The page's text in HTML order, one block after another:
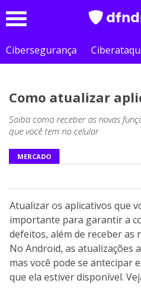
Cibersegurança
Como atualizar
Saiba como receber as novas
que você tem no celular
MERCADO
Atualizar os aplicativos que
importante para garantir a
defeitos, além de receber as
No Android, as atualizações
mas você pode se antecipar
que ela estiver disponível.